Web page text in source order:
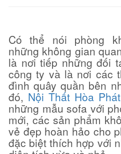
Có thể nói phòng
những không gian
là nơi tiếp những đối
công ty và là nơi các
đình quây quần bên
đó, Nội Thất Hòa Phát
những mẫu sofa với
mới, các sản phẩm
vẻ đẹp hoàn hảo cho
đặc biệt thích hợp với